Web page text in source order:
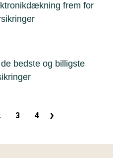
frem for
bedste og billigste
Sideinddeling
Side
3
Side
4
side
›